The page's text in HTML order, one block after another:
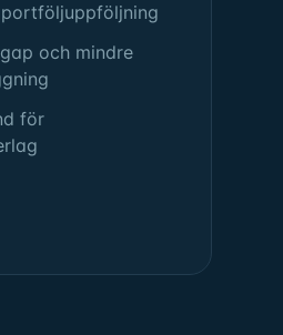
och mindre
för